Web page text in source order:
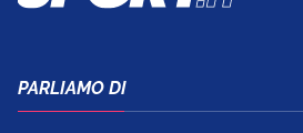
PARLIAMO DI